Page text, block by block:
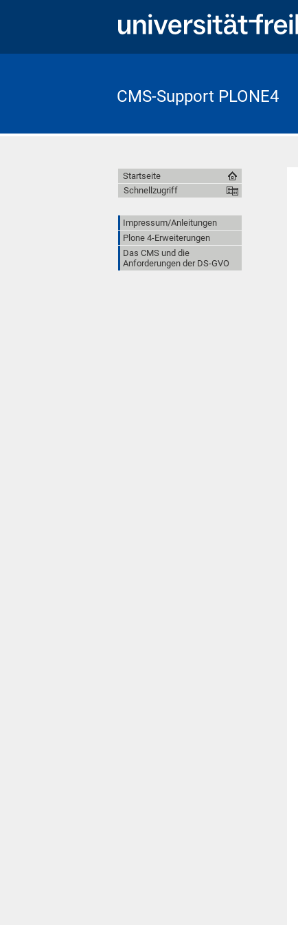
CMS-Support PLONE4
Startseite
Schnellzugriff
Impressum/Anleitungen
Plone 4-Erweiterungen
Das CMS und die
Anforderungen der DS-GVO